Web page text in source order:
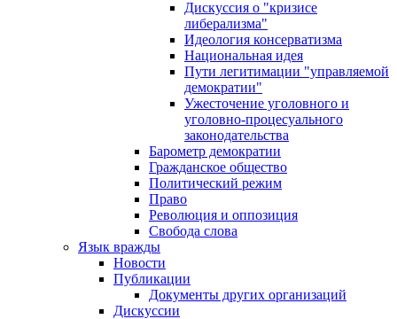
Дискуссия о "кризисе
либерализма"
Идеология консерватизма
Национальная идея
Пути легитимации "управляемой
демократии"
Ужесточение уголовного и
уголовно-процесуального
законодательства
Барометр демократии
Гражданское общество
Политический режим
Право
Революция и оппозиция
Свобода слова
Язык вражды
Новости
Публикации
Документы других организаций
Дискуссии